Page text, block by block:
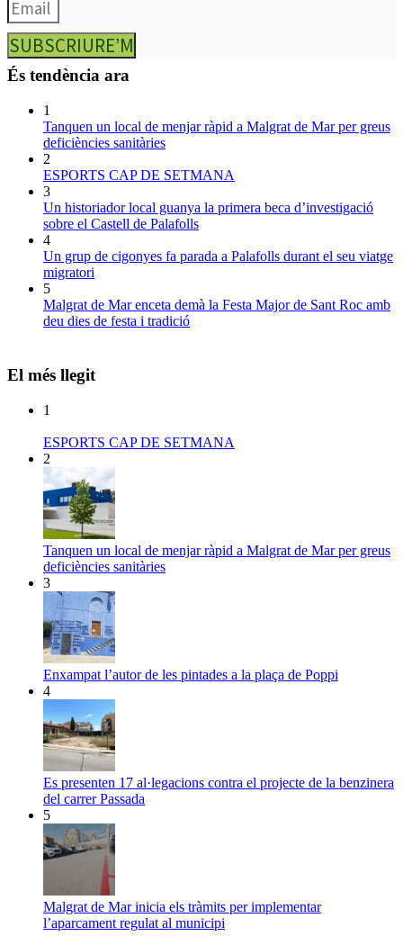
SUBSCRIURE’M
És tendència ara
1
Tanquen un local de menjar ràpid a Malgrat de Mar per greus
deficiències sanitàries
2
ESPORTS CAP DE SETMANA
3
Un historiador local guanya la primera beca d’investigació
sobre el Castell de Palafolls
4
Un grup de cigonyes fa parada a Palafolls durant el seu viatge
migratori
5
Malgrat de Mar enceta demà la Festa Major de Sant Roc amb
deu dies de festa i tradició
El més llegit
1
ESPORTS CAP DE SETMANA
2
Tanquen un local de menjar ràpid a Malgrat de Mar per greus
deficiències sanitàries
3
Enxampat l’autor de les pintades a la plaça de Poppi
4
Es presenten 17 al·legacions contra el projecte de la benzinera
del carrer Passada
5
Malgrat de Mar inicia els tràmits per implementar
l’aparcament regulat al municipi